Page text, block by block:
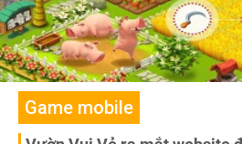
Game mobile